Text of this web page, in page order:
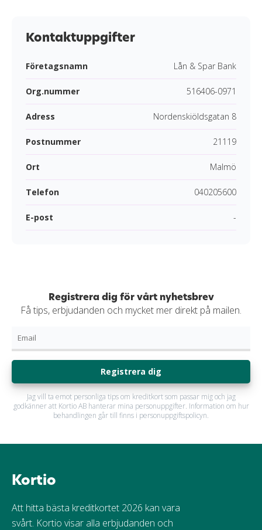
Kontaktuppgifter
Företagsnamn Lån & Spar Bank
Org.nummer 516406-0971
Adress Nordenskiöldsgatan 8
Postnummer 21119
Ort Malmö
Telefon 040205600
E-post -
Registrera dig för vårt nyhetsbrev
Få tips, erbjudanden och mycket mer direkt på mailen.
Registrera dig
Jag vill ta emot personliga tips om kreditkort som passar mig och jag
godkänner att Kortio AB hanterar mina personuppgifter. Information om hur
behandlingen går till finns i personuppgiftspolicyn.
Kortio
Att hitta bästa kreditkortet 2026 kan vara
svårt. Kortio visar alla erbjudanden och